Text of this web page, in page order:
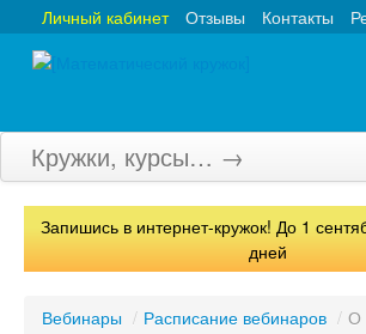
Контакты
Отзывы
Личный кабинет
Кружки, курсы… →
Главная
Запишись в интернет-кружок! До 1
дней
Вебинары / Расписание вебинаров / О